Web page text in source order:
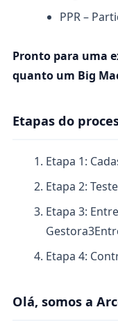
PPR –
Pronto para uma
quanto um Big
Etapas do
Etapa 1:
Etapa 2:
Etapa 3:
Gestora3
Etapa 4:
Olá, somos a